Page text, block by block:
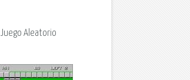
Juego Aleatorio